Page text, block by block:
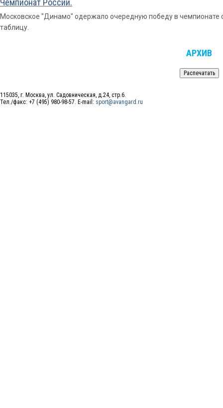
Чемпионат России.
Московское "Динамо" одержало очередную победу в чемпионате
таблицу.
АРХИВ
115035, г. Москва, ул. Садовническая, д.24, стр.6.
Тел./факс: +7 (495) 980-98-57. E-mail: sport@avangard.ru